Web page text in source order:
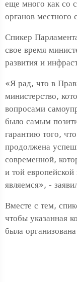
еще много как со
органов местного
Спикер
свое время
развития и
«Я рад, что в
министерство,
вопросами
было самым
гарантию того,
продолжена
современной,
и той
являемся», -
Вместе с тем,
чтобы указанная
была